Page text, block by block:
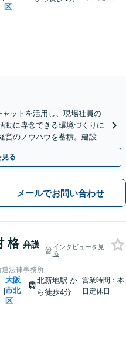
区
ャットを活用し、現場社員の
動に専念できる環境づくりに
営のノウハウを蓄積。建設・I
・夜間対応】
る
メールでお問い合わせ
格 弁護
インタビューを見
る
道法律事務所
|
大阪
市北
区
北新地駅 か
ら徒歩4分
営業時間：本
日定休日